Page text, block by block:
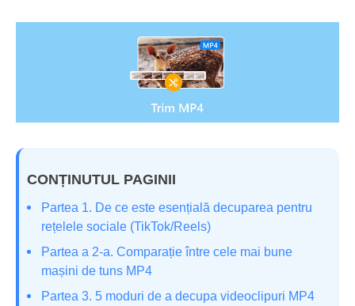
CONȚINUTUL PAGINII
Partea 1. De ce este esențială decuparea pentru
rețelele sociale (TikTok/Reels)
Partea a 2-a. Comparație între cele mai bune
mașini de tuns MP4
Partea 3. 5 moduri de a decupa videoclipuri MP4